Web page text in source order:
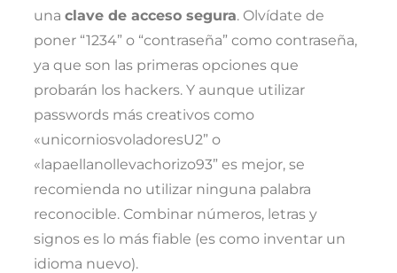
una clave de acceso segura. Olvídate de
poner “1234” o “contraseña” como contraseña,
ya que son las primeras opciones que
probarán los hackers. Y aunque utilizar
passwords más creativos como
«unicorniosvoladoresU2” o
«lapaellanollevachorizo93” es mejor, se
recomienda no utilizar ninguna palabra
reconocible. Combinar números, letras y
signos es lo más fiable (es como inventar un
idioma nuevo).